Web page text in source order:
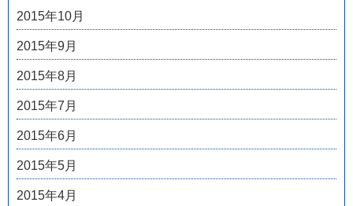
2015年10月
2015年9月
2015年8月
2015年7月
2015年6月
2015年5月
2015年4月